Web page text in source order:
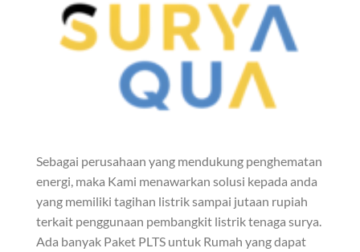
Sebagai perusahaan yang mendukung penghematan
energi, maka Kami menawarkan solusi kepada anda
yang memiliki tagihan listrik sampai jutaan rupiah
terkait penggunaan pembangkit listrik tenaga surya.
Ada banyak Paket PLTS untuk Rumah yang dapat